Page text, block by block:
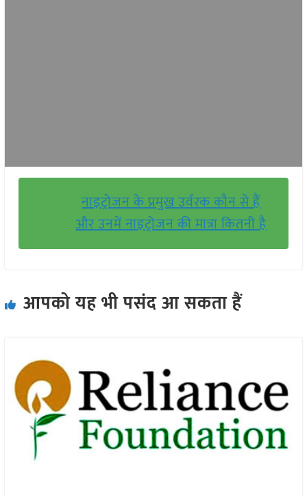
नाइट्रोजन के प्रमुख उर्वरक कौन से हैं
और उनमें नाइट्रोजन की मात्रा कितनी है
आपको यह भी पसंद आ सकता हैं